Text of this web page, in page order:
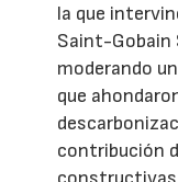
la que
Saint-Gobain
moderando
que
contribución